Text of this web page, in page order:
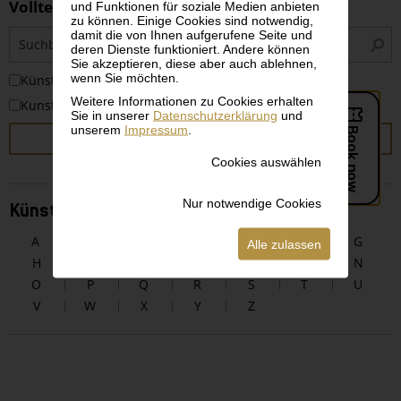
und Funktionen für soziale Medien anbieten
zu können. Einige Cookies sind notwendig,
damit die von Ihnen aufgerufene Seite und
deren Dienste funktioniert. Andere können
Sie akzeptieren, diese aber auch ablehnen,
wenn Sie möchten.
Weitere Informationen zu Cookies erhalten
Sie in unserer Datenschutzerklärung und
unserem Impressum
Cookies auswählen
Nur notwendige Cookies
Alle zulassen
Volltextsuche
KünstlerInnen
Kunstwerke
SUCHEN
KünstlerInnen alphabetisch
A E F
G
H
L M
N
O
P Q R S T
U
V
W X Y Z